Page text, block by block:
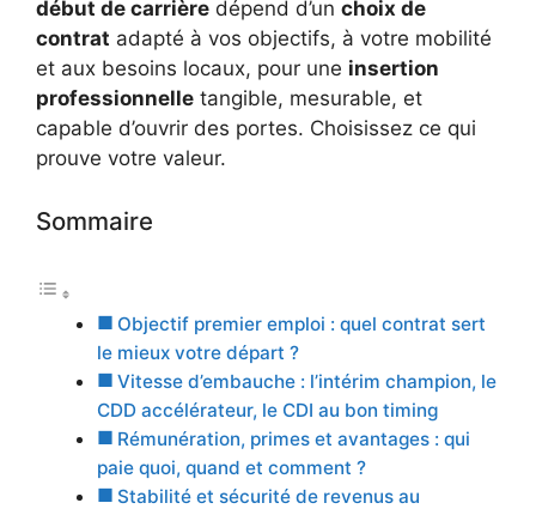
début de carrière dépend d’un choix de
contrat adapté à vos objectifs, à votre mobilité
et aux besoins locaux, pour une insertion
professionnelle tangible, mesurable, et
capable d’ouvrir des portes. Choisissez ce qui
prouve votre valeur.
Sommaire
Objectif premier emploi : quel contrat sert
le mieux votre départ ?
Vitesse d’embauche : l’intérim champion, le
CDD accélérateur, le CDI au bon timing
Rémunération, primes et avantages : qui
paie quoi, quand et comment ?
Stabilité et sécurité de revenus au